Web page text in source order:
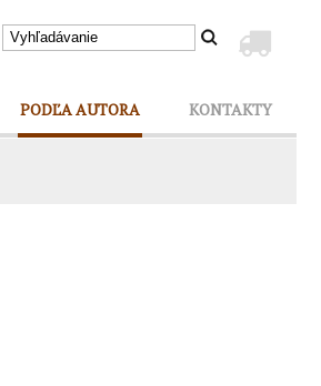
PODĽA AUTORA KONTAKTY